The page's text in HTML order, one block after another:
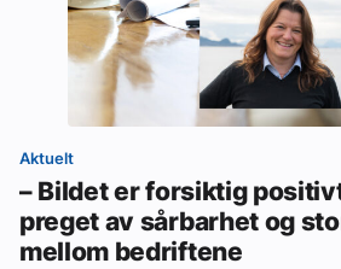
Aktuelt
– Bildet er forsiktig
preget av sårbarhet og
mellom bedriftene